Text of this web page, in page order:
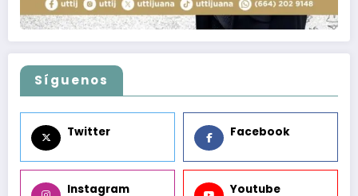
Síguenos
Twitter Facebook
Instagram Youtube